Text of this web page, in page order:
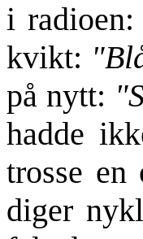
i radioen:
kvikt:
på nytt:
hadde
trosse
diger